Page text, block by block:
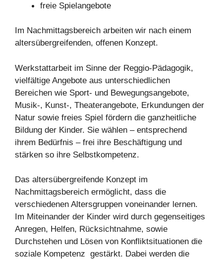
freie Spielangebote
Im Nachmittagsbereich arbeiten wir nach einem
altersübergreifenden, offenen Konzept.
Werkstattarbeit im Sinne der Reggio-Pädagogik,
vielfältige Angebote aus unterschiedlichen
Bereichen wie Sport- und Bewegungsangebote,
Musik-, Kunst-, Theaterangebote, Erkundungen der
Natur sowie freies Spiel fördern die ganzheitliche
Bildung der Kinder. Sie wählen – entsprechend
ihrem Bedürfnis – frei ihre Beschäftigung und
stärken so ihre Selbstkompetenz.
Das altersübergreifende Konzept im
Nachmittagsbereich ermöglicht, dass die
verschiedenen Altersgruppen voneinander lernen.
Im Miteinander der Kinder wird durch gegenseitiges
Anregen, Helfen, Rücksichtnahme, sowie
Durchstehen und Lösen von Konfliktsituationen die
soziale Kompetenz gestärkt. Dabei werden die